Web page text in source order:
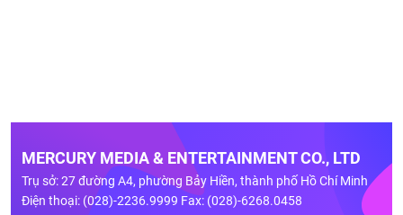
MERCURY MEDIA & ENTERTAINMENT CO., LTD
Trụ sở: 27 đường A4, phường Bảy Hiền, thành phố Hồ Chí Minh
Điện thoại: (028)-2236.9999 Fax: (028)-6268.0458